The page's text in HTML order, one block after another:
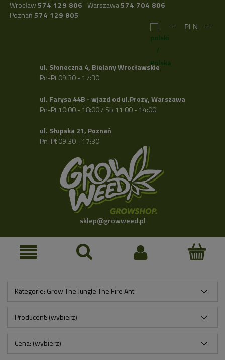
Wrocław 574 129 806 Warszawa574 704 806
Poznań 574 129 805
ul. Słoneczna 4, Bielany Wrocławskie
Pn-Pt 09:30 - 17:30
ul. Farysa 44B - wjazd od ul.Prozy, Warszawa
Pn-Pt 10:00 - 18:00 / Sb 11:00 - 14:00
ul. Słupska 21, Poznań
Pn-Pt 09:30 - 17:30
sklep@growweed.pl
Kategorie: Grow The Jungle The Fire Ant
Producent: (wybierz)
Cena: (wybierz)